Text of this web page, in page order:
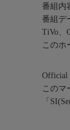
番組内
番組デ
TiVo、
このホ
Official
このマ
「